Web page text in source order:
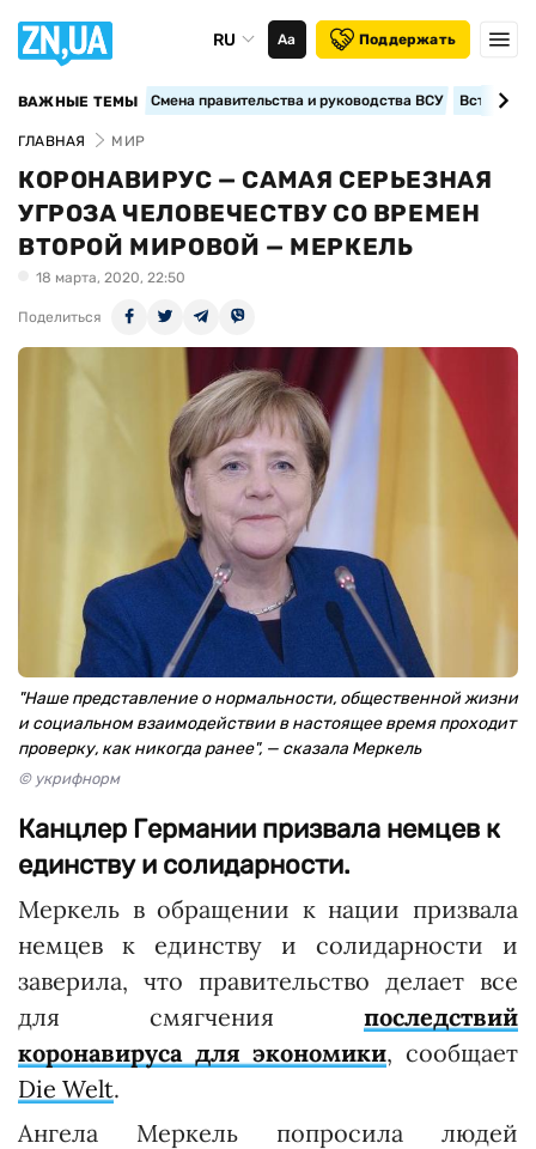
RU Аа Поддержать
ВАЖНЫЕ ТЕМЫ Смена правительства и руководства ВСУ
ГЛАВНАЯ МИР
КОРОНАВИРУС — САМАЯ СЕРЬЕЗНАЯ
УГРОЗА ЧЕЛОВЕЧЕСТВУ СО ВРЕМЕН
ВТОРОЙ МИРОВОЙ — МЕРКЕЛЬ
18 марта, 2020, 22:50
Поделиться
"Наше представление о нормальности, общественной жизни
и социальном взаимодействии в настоящее время проходит
проверку, как никогда ранее", — сказала Меркель
© укрифнорм
Канцлер Германии призвала немцев к
единству и солидарности.
Меркель в обращении к нации призвала
немцев к единству и солидарности и
заверила, что правительство делает все
для смягчения последствий
коронавируса для экономики, сообщает
Die Welt.
Ангела Меркель попросила людей